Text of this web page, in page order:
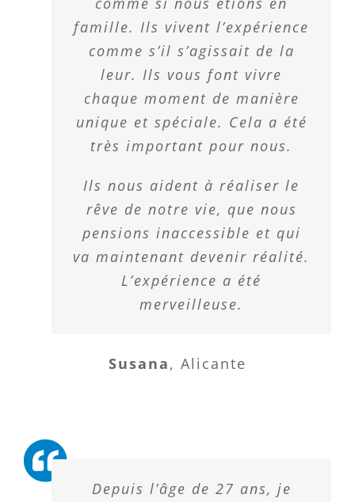
famille. Ils vivent l’expérience
comme s’il s’agissait de la
leur. Ils vous font vivre
chaque moment de manière
unique et spéciale. Cela a été
très important pour nous.
Ils nous aident à réaliser le
rêve de notre vie, que nous
pensions inaccessible et qui
va maintenant devenir réalité.
L’expérience a été
merveilleuse.
Susana, Alicante
Depuis l’âge de 27 ans, je